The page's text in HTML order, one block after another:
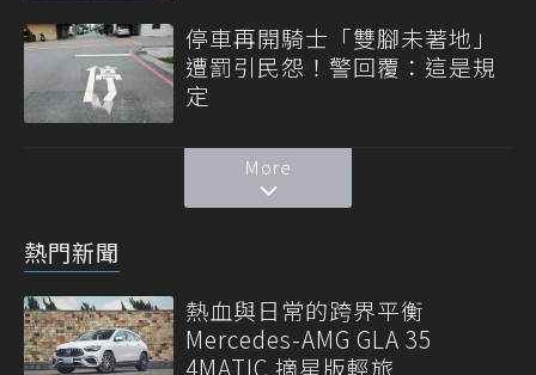
停車再開騎士「雙腳未著地」
遭罰引民怨！警回覆：這是規
定
More
熱門新聞
熱血與日常的跨界平衡
Mercedes-AMG GLA 35
4MATIC 摘星版輕旅